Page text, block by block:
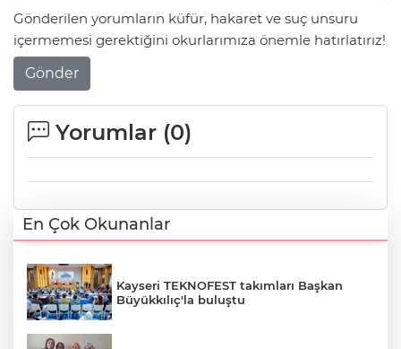
Gönderilen yorumların küfür, hakaret ve suç unsuru
içermemesi gerektiğini okurlarımıza önemle hatırlatırız!
Gönder
Yorumlar (0)
En Çok Okunanlar
Kayseri TEKNOFEST takımları Başkan
Büyükkılıç'la buluştu